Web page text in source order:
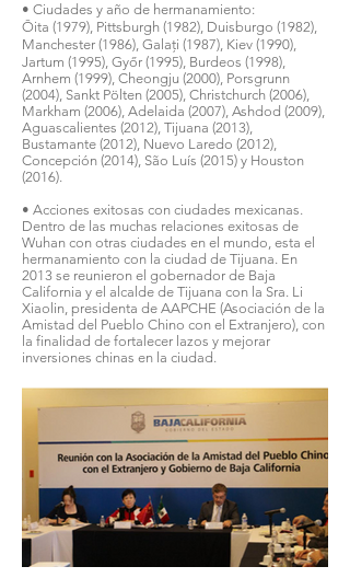
• Ciudades y año de hermanamiento:
Ōita (1979), Pittsburgh (1982), Duisburgo (1982),
Manchester (1986), Galaţi (1987), Kiev (1990),
Jartum (1995), Győr (1995), Burdeos (1998),
Arnhem (1999), Cheongju (2000), Porsgrunn
(2004), Sankt Pölten (2005), Christchurch (2006),
Markham (2006), Adelaida (2007), Ashdod (2009),
Aguascalientes (2012), Tijuana (2013),
Bustamante (2012), Nuevo Laredo (2012),
Concepción (2014), São Luís (2015) y Houston
(2016).
• Acciones exitosas con ciudades mexicanas.
Dentro de las muchas relaciones exitosas de
Wuhan con otras ciudades en el mundo, esta el
hermanamiento con la ciudad de Tijuana. En
2013 se reunieron el gobernador de Baja
California y el alcalde de Tijuana con la Sra. Li
Xiaolin, presidenta de AAPCHE (Asociación de la
Amistad del Pueblo Chino con el Extranjero), con
la finalidad de fortalecer lazos y mejorar
inversiones chinas en la ciudad.